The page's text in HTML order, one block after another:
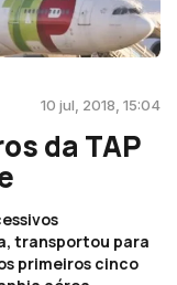
10 jul, 2018, 15:04
da TAP
transportou para
primeiros cinco